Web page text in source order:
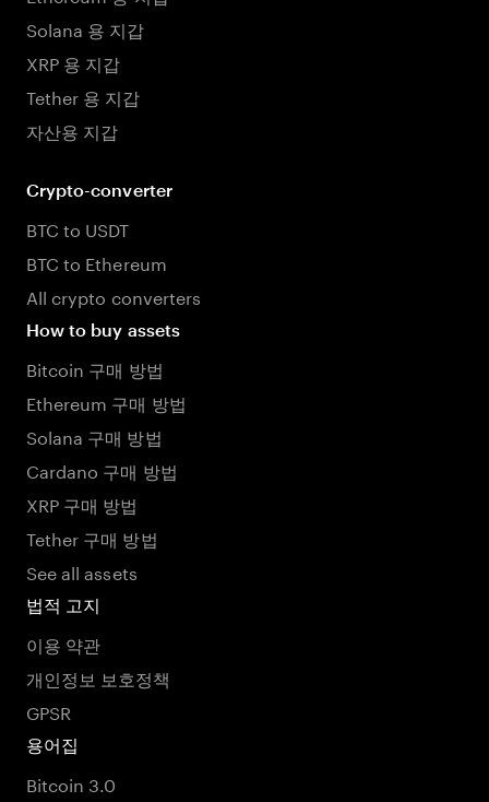
Solana 용 지갑
XRP 용 지갑
Tether 용 지갑
자산용 지갑
Crypto-converter
BTC to USDT
BTC to Ethereum
All crypto converters
How to buy assets
Bitcoin 구매 방법
Ethereum 구매 방법
Solana 구매 방법
Cardano 구매 방법
XRP 구매 방법
Tether 구매 방법
See all assets
법적 고지
이용 약관
개인정보 보호정책
GPSR
용어집
Bitcoin 3.0